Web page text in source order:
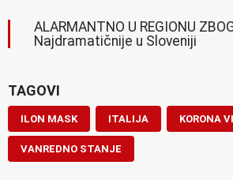
ALARMANTNO U REGIONU
Najdramatičnije u Sloveniji
TAGOVI
ILON MASK ITALIJA KORONA
VANREDNO STANJE